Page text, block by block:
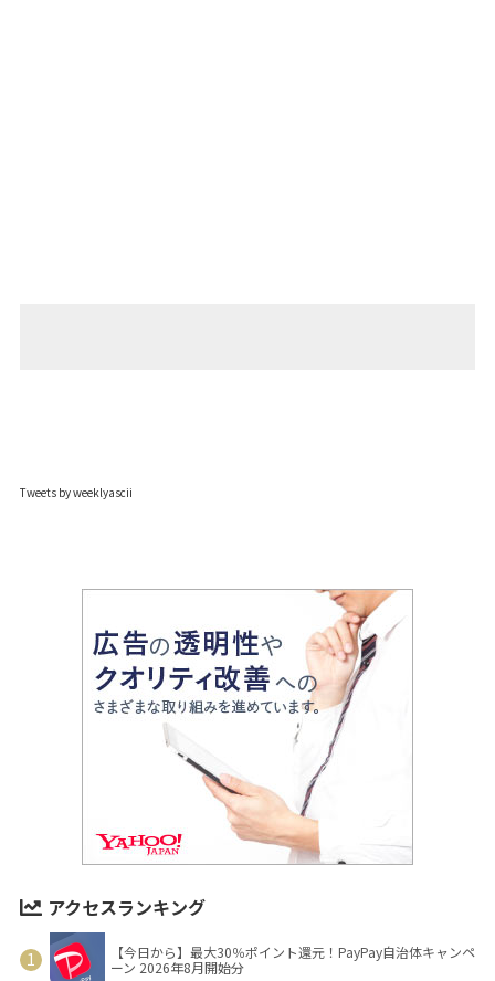
Tweets by weeklyascii
アクセスランキング
【今日から】最大30％ポイント還元！PayPay自治体キャンペ
ーン 2026年8月開始分